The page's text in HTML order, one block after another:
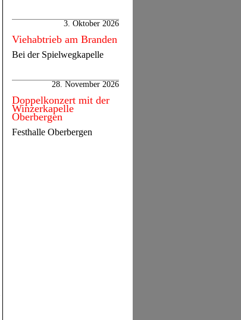
3. Oktober 2026
Viehabtrieb am Branden
Bei der Spielwegkapelle
28. November 2026
Doppelkonzert mit der
Winzerkapelle
Oberbergen
Festhalle Oberbergen